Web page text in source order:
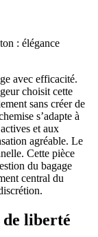
avec efficacité.
choisit cette
sans créer de
s’adapte à
et aux
agréable. Le
Cette pièce
du bagage
central du
de liberté